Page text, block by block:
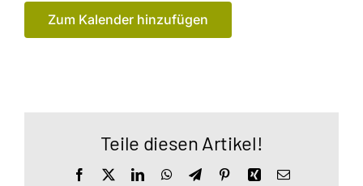
Zum Kalender hinzufügen
Teile diesen Artikel!
Facebook LinkedInWhatsApp
TelegramPinterestXingE-